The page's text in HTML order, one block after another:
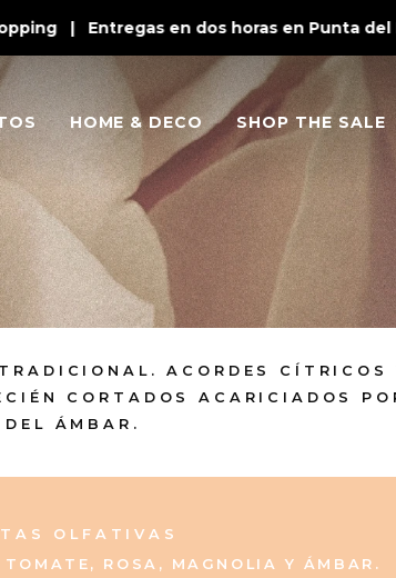
| Entregas en dos horas en Punta del
HOME & DECO SHOP THE SALE
ACORDES CÍTRICOS
CORTADOS ACARICIADOS
DEL ÁMBAR.
OLFATIVAS
ROSA, MAGNOLIA Y ÁMBAR.